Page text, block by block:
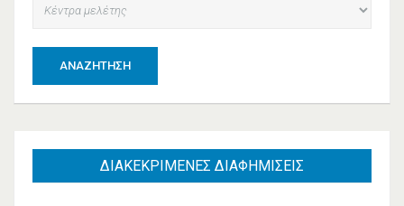
ΑΝΑΖΉΤΗΣΗ
ΔΙΑΚΕΚΡΙΜΕΝΕΣ ΔΙΑΦΗΜΙΣΕΙΣ